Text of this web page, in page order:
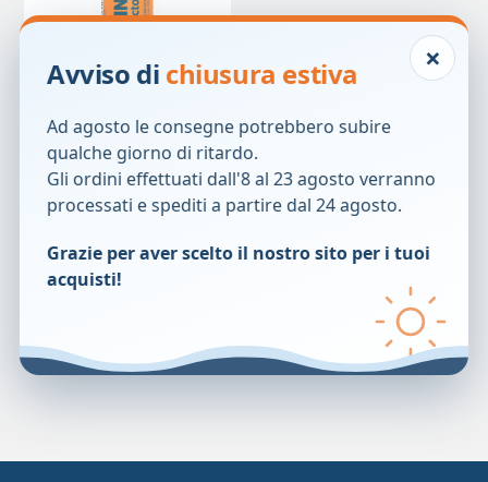
ISDIN PROTECTOR
LABIAL SPF30
8,00
Prezzo precedente:8,00€
×
Avviso di chiusura estiva
Ad agosto le consegne potrebbero subire
qualche giorno di ritardo.
Gli ordini effettuati dall'8 al 23 agosto verranno
processati e spediti a partire dal 24 agosto.
Grazie per aver scelto il nostro sito per i tuoi
acquisti!